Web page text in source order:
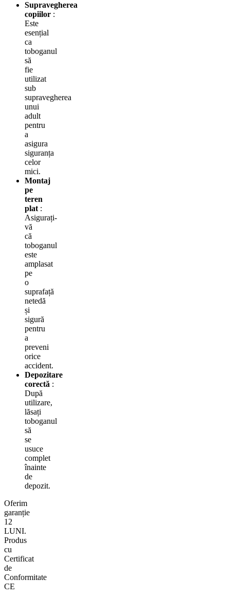
Supravegherea
copiilor :
Este
esențial
ca
toboganul
să
fie
utilizat
sub
supravegherea
unui
adult
pentru
a
asigura
siguranța
celor
mici.
Montaj
pe
teren
plat :
Asigurați-
vă
că
toboganul
este
amplasat
pe
o
suprafață
netedă
și
sigură
pentru
a
preveni
orice
accident.
Depozitare
corectă :
După
utilizare,
lăsați
toboganul
să
se
usuce
complet
înainte
de
depozit.
Oferim
garanție
12
LUNI.
Produs
cu
Certificat
de
Conformitate
CE